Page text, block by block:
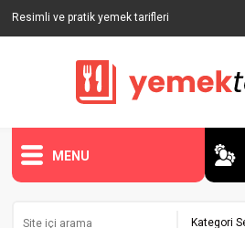
Resimli ve pratik yemek tarifleri
MENU